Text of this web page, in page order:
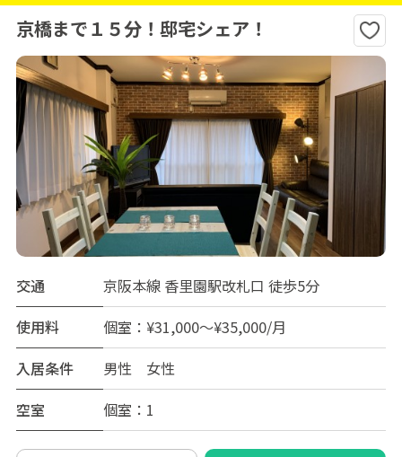
京橋まで１５分！邸宅シェア！
交通
京阪本線 香里園駅改札口 徒歩5分
使用料
個室：¥31,000～¥35,000/月
入居条件
男性 女性
空室
個室：1